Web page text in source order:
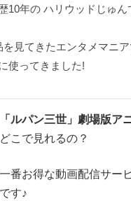
10年の ハリウッドじゅん
を見てきたエンタメマニ
使ってきました!
「ルパン三世」劇場版ア
どこで見れるの？
一番お得な動画配信サー
です♪